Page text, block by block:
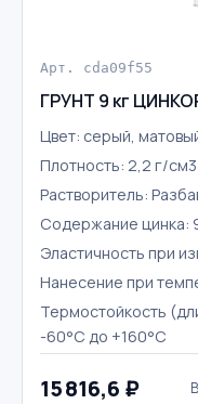
Арт. cda09f55
ГРУНТ 9 кг
Цвет: серый,
Плотность: 2,2 г/см3
Растворитель:
Содержание цинка:
Эластичность при
Нанесение при
Термостойкость
-60°С до +160°С
15 816,6 ₽